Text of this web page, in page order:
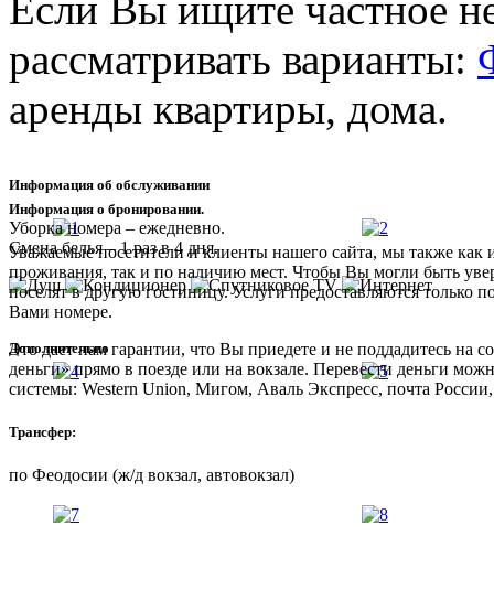
Если Вы ищите частное
рассматривать варианты:
аренды квартиры, дома.
Информация об обслуживании
Уборка номера – ежедневно.
Смена белья – 1 раз в 4 дня.
Дополнительно
Информация о бронировании.
Уважаемые посетители и клиенты нашего сайта, мы также
проживания, так и по наличию мест. Чтобы Вы могли быть
поселят в другую гостиницу. Услуги предоставляются
Вами номере.
Это дает нам гарантии, что Вы приедете и не поддадитесь
деньги» прямо в поезде или на вокзале. Перевести деньги
системы: Western Union, Мигом, Аваль Экспресс, почта
Трансфер:
по Феодосии (ж/д вокзал, автовокзал)